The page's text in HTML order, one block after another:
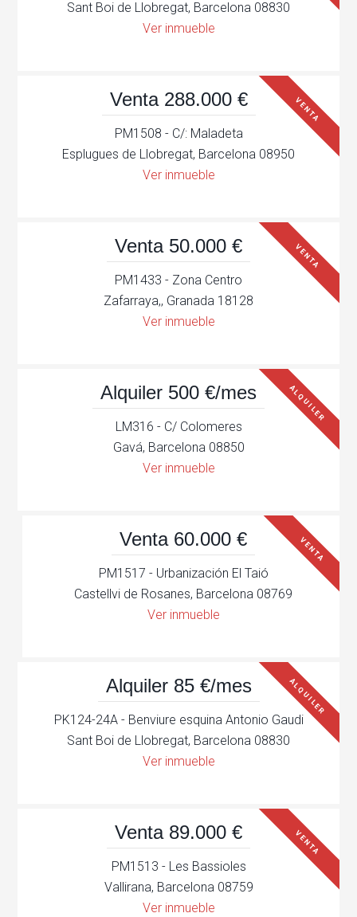
Sant Boi de Llobregat, Barcelona 08830
Ver inmueble
Venta 288.000 € VENTA
PM1508 - C/: Maladeta
Esplugues de Llobregat, Barcelona 08950
Ver inmueble
Venta 50.000 € VENTA
PM1433 - Zona Centro
Zafarraya,, Granada 18128
Ver inmueble
Alquiler 500 €/mes ALQUILER
LM316 - C/ Colomeres
Gavá, Barcelona 08850
Ver inmueble
Venta 60.000 € VENTA
PM1517 - Urbanización El Taió
Castellvi de Rosanes, Barcelona 08769
Ver inmueble
Alquiler 85 €/mes ALQUILER
PK124-24A - Benviure esquina Antonio Gaudi
Sant Boi de Llobregat, Barcelona 08830
Ver inmueble
Venta 89.000 € VENTA
PM1513 - Les Bassioles
Vallirana, Barcelona 08759
Ver inmueble